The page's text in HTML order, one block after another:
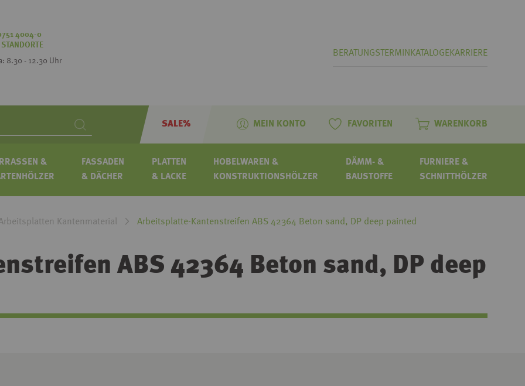
4004-0
STANDORTE
8.30 - 12.30 Uhr
BERATUNGSTERMIN KATALOGEKARRIERE
SALE% MEIN KONTO FAVORITEN WARENKORB
&
FASSADEN
& DÄCHER
PLATTEN
& LACKE
HOBELWAREN &
KONSTRUKTIONSHÖLZER
DÄMM- &
BAUSTOFFE
FURNIERE &
SCHNITTHÖLZER
Kantenmaterial Arbeitsplatte-Kantenstreifen ABS 42364 Beton sand, DP deep painted
ABS 42364 Beton sand, DP deep